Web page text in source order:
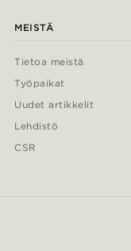
MEISTÄ
Tietoa meistä
Työpaikat
Uudet artikkelit
Lehdistö
CSR